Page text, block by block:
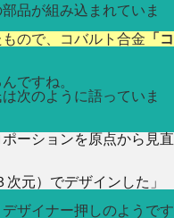
品が組み込まれていま
ので、コバルト合金 「コ
ですね。
次のように語っていま
ーションを原点から見直
元）でデザインした」
ザイナー押しのようです